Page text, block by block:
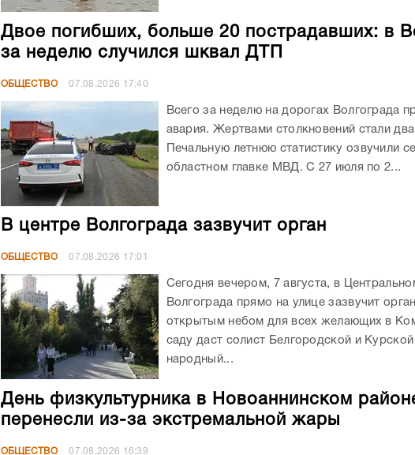
Двое погибших, больше 20 пострадавших: в
за неделю случился шквал ДТП
ОБЩЕСТВО 07.08.2026 17:40
Всего за неделю на дорогах Волгограда
авария. Жертвами столкновений стали
Печальную летнюю статистику озвучили
областном главке МВД. С 27 июля по 2...
В центре Волгограда зазвучит орган
ОБЩЕСТВО 07.08.2026 17:01
Сегодня вечером, 7 августа, в
Волгограда прямо на улице зазвучит
открытым небом для всех желающих в
саду даст солист Белгородской и
народный...
День физкультурника в Новоаннинском
перенесли из-за экстремальной жары
ОБЩЕСТВО 07.08.2026 16:39